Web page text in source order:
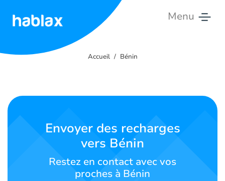
Menu
Contactez-
nous
Accueil Bénin
Envoyer des recharges
vers Bénin
Restez en contact avec vos
proches à Bénin